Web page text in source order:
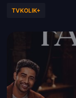
TVKOLIK+